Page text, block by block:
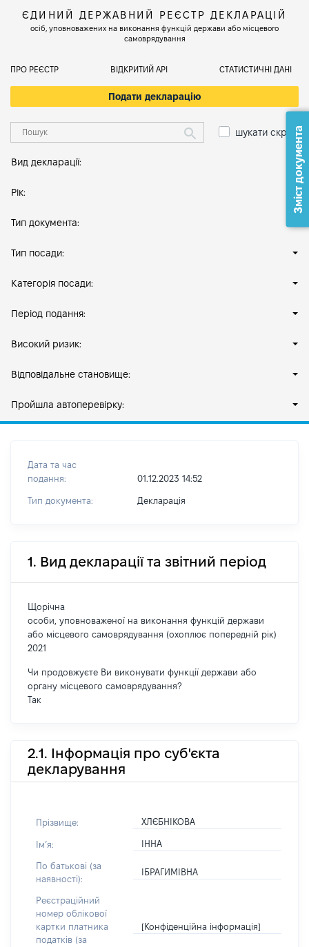
ЄДИНИЙ ДЕРЖАВНИЙ РЕЄСТР ДЕКЛАРАЦІЙ
осіб, уповноважених на виконання функцій держави або місцевого
самоврядування
ПРО РЕЄСТР ВІДКРИТИЙ АРІ СТАТИСТИЧНІ ДАНІ
Подати декларацію
шукати скрізь
Вид декларації:
Рік:
Тип документа:
Тип посади:
Категорія посади:
Період подання:
Високий ризик:
Відповідальне становище:
Пройшла автоперевірку:
Дата та час
подання:
01.12.2023 14:52
Тип документа: Декларація
1. Вид декларації та звітний період
Щорічна
особи, уповноваженої на виконання функцій держави
або місцевого самоврядування (охоплює попередній рік)
2021
Чи продовжуєте Ви виконувати функції держави або
органу місцевого самоврядування?
Так
2.1. Інформація про суб'єкта
декларування
Прізвище: ХЛЄБНІКОВА
Імʼя: ІННА
По батькові (за
наявності):
ІБРАГИМІВНА
Реєстраційний
номер облікової
картки платника
податків (за
[Конфіденційна інформація]
Зміст документа